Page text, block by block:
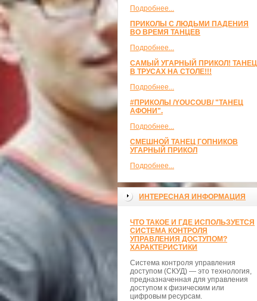
Подробнее...
ПРИКОЛЫ С ЛЮДЬМИ ПАДЕНИЯ
ВО ВРЕМЯ ТАНЦЕВ
Подробнее...
САМЫЙ УГАРНЫЙ ПРИКОЛ! ТАНЕЦ
В ТРУСАХ НА СТОЛЕ!!!
Подробнее...
#ПРИКОЛЫ /YOUCOUB/ "ТАНЕЦ
АФОНИ".
Подробнее...
СМЕШНОЙ ТАНЕЦ ГОПНИКОВ
УГАРНЫЙ ПРИКОЛ
Подробнее...
ИНТЕРЕСНАЯ ИНФОРМАЦИЯ
ЧТО ТАКОЕ И ГДЕ ИСПОЛЬЗУЕТСЯ
СИСТЕМА КОНТРОЛЯ
УПРАВЛЕНИЯ ДОСТУПОМ?
ХАРАКТЕРИСТИКИ
Система контроля управления
доступом (СКУД) — это технология,
предназначенная для управления
доступом к физическим или
цифровым ресурсам.